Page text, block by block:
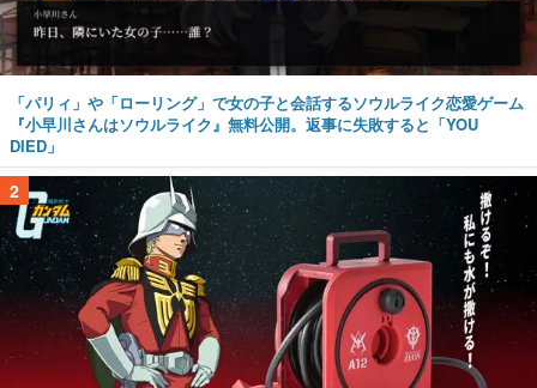
「パリィ」や「ローリング」で女の子と会話するソウルライク恋愛ゲーム
『小早川さんはソウルライク』無料公開。返事に失敗すると「YOU
DIED」
2